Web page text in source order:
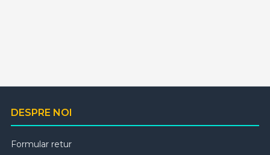
DESPRE NOI
Formular retur